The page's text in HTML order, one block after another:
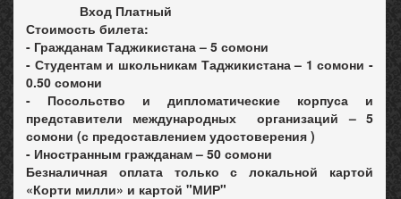
Вход Платный
Стоимость билета:
- Гражданам Таджикистана – 5 сомони
- Студентам и школьникам Таджикистана – 1 сомони -
0.50 сомони
- Посольство и дипломатические корпуса и
представители международных организаций – 5
сомони (с предоставлением удостоверения )
- Иностранным гражданам – 50 сомони
Безналичная оплата только с локальной картой
«Корти милли» и картой "МИР"